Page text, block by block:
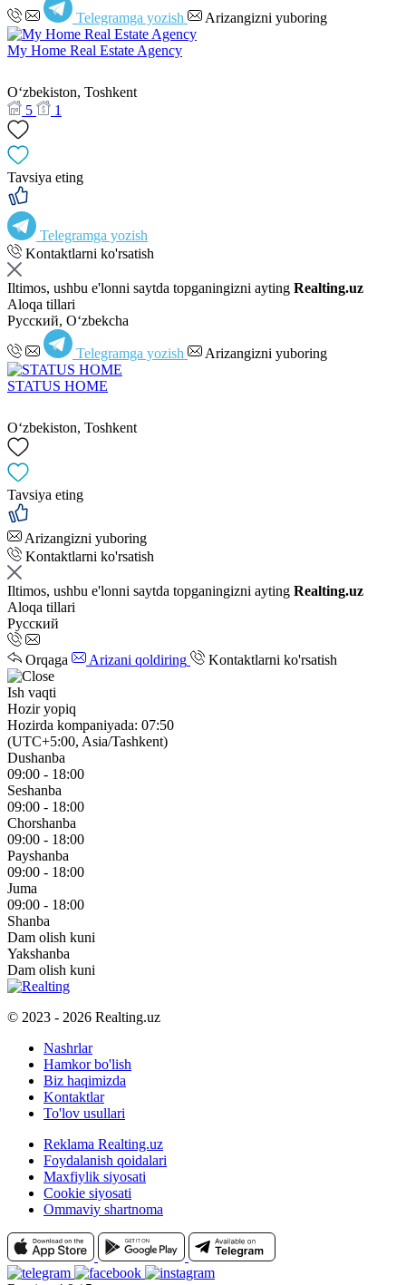
Telegramga yozish Arizangizni yuboring
My Home Real Estate Agency
Oʻzbekiston, Toshkent
5
1
Tavsiya eting
Telegramga yozish
Kontaktlarni ko'rsatish
Iltimos, ushbu e'lonni saytda topganingizni ayting Realting.uz
Aloqa tillari
Русский, Oʻzbekcha
Telegramga yozish Arizangizni yuboring
STATUS HOME
Oʻzbekiston, Toshkent
Tavsiya eting
Arizangizni yuboring
Kontaktlarni ko'rsatish
Iltimos, ushbu e'lonni saytda topganingizni ayting Realting.uz
Aloqa tillari
Русский
Orqaga Arizani qoldiring Kontaktlarni ko'rsatish
Ish vaqti
Hozir yopiq
Hozirda kompaniyada: 07:50
(UTC+5:00, Asia/Tashkent)
Dushanba
09:00 - 18:00
Seshanba
09:00 - 18:00
Chorshanba
09:00 - 18:00
Payshanba
09:00 - 18:00
Juma
09:00 - 18:00
Shanba
Dam olish kuni
Yakshanba
Dam olish kuni
© 2023 - 2026 Realting.uz
Nashrlar
Hamkor bo'lish
Biz haqimizda
Kontaktlar
To'lov usullari
Reklama Realting.uz
Foydalanish qoidalari
Maxfiylik siyosati
Cookie siyosati
Ommaviy shartnoma